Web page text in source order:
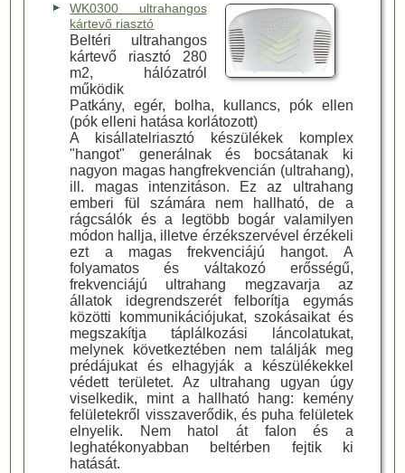
WK0300 ultrahangos
kártevő riasztó
Beltéri ultrahangos
kártevő riasztó 280
m2, hálózatról
működik
Patkány, egér, bolha, kullancs, pók ellen
(pók elleni hatása korlátozott)
A kisállatelriasztó készülékek komplex
"hangot" generálnak és bocsátanak ki
nagyon magas hangfrekvencián (ultrahang),
ill. magas intenzitáson. Ez az ultrahang
emberi fül számára nem hallható, de a
rágcsálók és a legtöbb bogár valamilyen
módon hallja, illetve érzékszervével érzékeli
ezt a magas frekvenciájú hangot. A
folyamatos és váltakozó erősségű,
frekvenciájú ultrahang megzavarja az
állatok idegrendszerét felborítja egymás
közötti kommunikációjukat, szokásaikat és
megszakítja táplálkozási láncolatukat,
melynek következtében nem találják meg
prédájukat és elhagyják a készülékekkel
védett területet. Az ultrahang ugyan úgy
viselkedik, mint a hallható hang: kemény
felületekről visszaverődik, és puha felületek
elnyelik. Nem hatol át falon és a
leghatékonyabban beltérben fejtik ki
hatását.